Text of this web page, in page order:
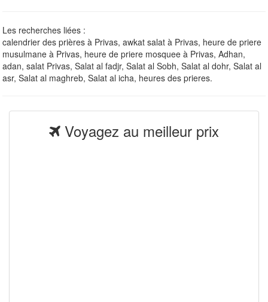
Les recherches liées :
calendrier des prières à Privas, awkat salat à Privas, heure de priere
musulmane à Privas, heure de priere mosquee à Privas, Adhan,
adan, salat Privas, Salat al fadjr, Salat al Sobh, Salat al dohr, Salat al
asr, Salat al maghreb, Salat al icha, heures des prieres.
Voyagez au meilleur prix